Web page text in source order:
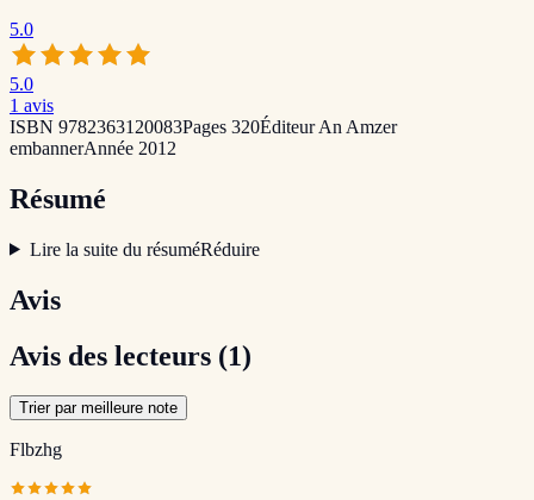
5.0
5.0
1 avis
ISBN 9782363120083Pages 320ÉditeurAn Amzer
embannerAnnée 2012
Résumé
Lire la suite du résuméRéduire
Avis
Avis des lecteurs (1)
Trier par meilleure note
Flbzhg